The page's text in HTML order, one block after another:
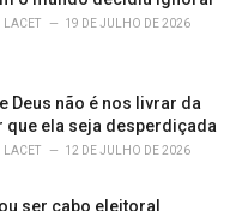
LACET 19 DE JULHO DE 2026
Deus não é nos livrar da
que ela seja desperdiçada
LACET 12 DE JULHO DE 2026
ser cabo eleitoral